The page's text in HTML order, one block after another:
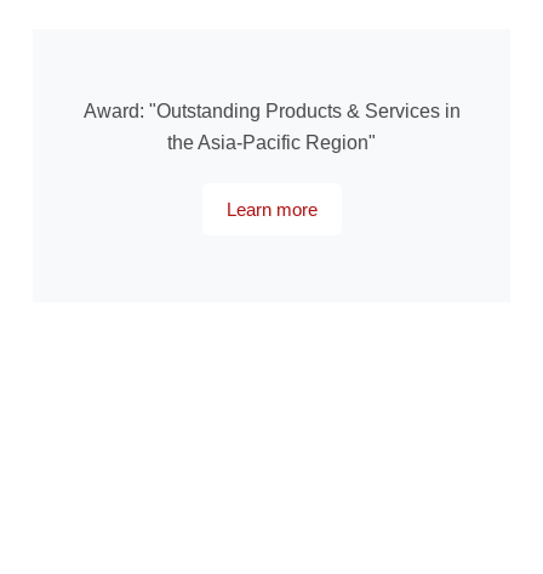
Award: "Outstanding Products & Services in
the Asia-Pacific Region"
Learn more